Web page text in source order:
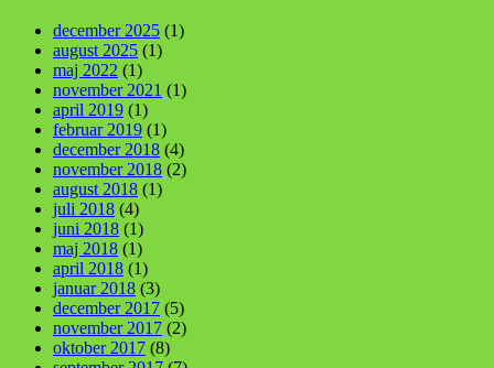
december 2025 (1)
august 2025 (1)
maj 2022 (1)
november 2021 (1)
april 2019 (1)
februar 2019 (1)
december 2018 (4)
november 2018 (2)
august 2018 (1)
juli 2018 (4)
juni 2018 (1)
maj 2018 (1)
april 2018 (1)
januar 2018 (3)
december 2017 (5)
november 2017 (2)
oktober 2017 (8)